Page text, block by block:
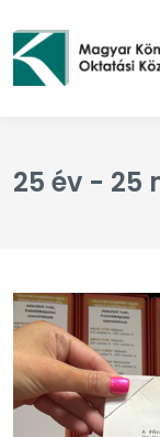
25 év - 25